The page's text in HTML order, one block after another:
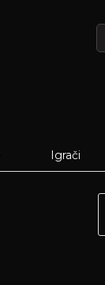
Igrači